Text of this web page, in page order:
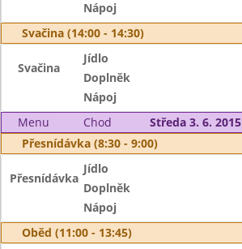
Nápoj
Svačina (14:00 - 14:30)
Svačina
Jídlo
Doplněk
Nápoj
Menu
Chod
Středa 3. 6. 2015
Přesnídávka (8:30 - 9:00)
Přesnídávka
Jídlo
Doplněk
Nápoj
Oběd (11:00 - 13:45)